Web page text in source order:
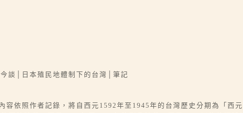
談│日本殖民地體制下的台灣│筆記
容依照作者記錄，將自西元1592年至1945年的台灣歷史分期為「西